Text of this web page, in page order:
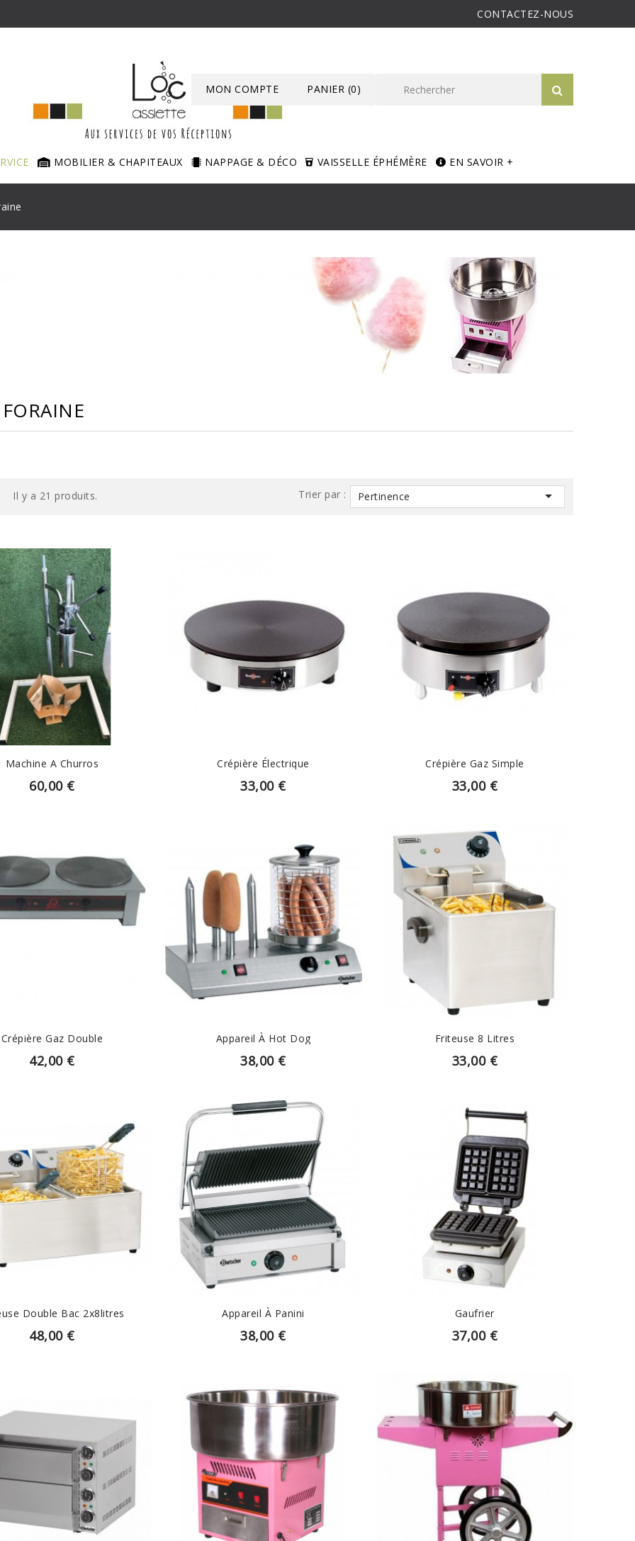
CONTACTEZ-NOUS
PANIER (0)
MON COMPTE
MOBILIER & CHAPITEAUX NAPPAGE & DÉCO VAISSELLE ÉPHÉMÈRE EN SAVOIR +
Il y a 21 produits. Trier par : Pertinence 
EN SAVOIR PLUS
Machine A Churros
60,00 €
EN SAVOIR PLUS
Crépière Électrique
33,00 €
EN SAVOIR PLUS
Crépière Gaz Simple
33,00 €
Crépière Gaz Double
42,00 €
EN SAVOIR PLUS
Appareil À Hot Dog
38,00 €
Friteuse 8 Litres
33,00 €
EN SAVOIR PLUS
Double Bac 2x8litres
48,00 €
EN SAVOIR PLUS
Appareil À Panini
38,00 €
EN SAVOIR PLUS
Gaufrier
37,00 €
EN SAVOIR PLUS EN SAVOIR PLUS EN SAVOIR PLUS